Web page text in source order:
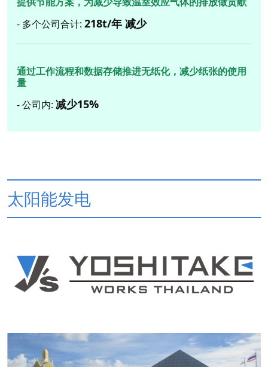
- 多个公司合计: 218t/年 减少
通过工作流程和数据存储推进无纸化，减少纸张的使用
量
- 公司内: 减少15%
太阳能发电